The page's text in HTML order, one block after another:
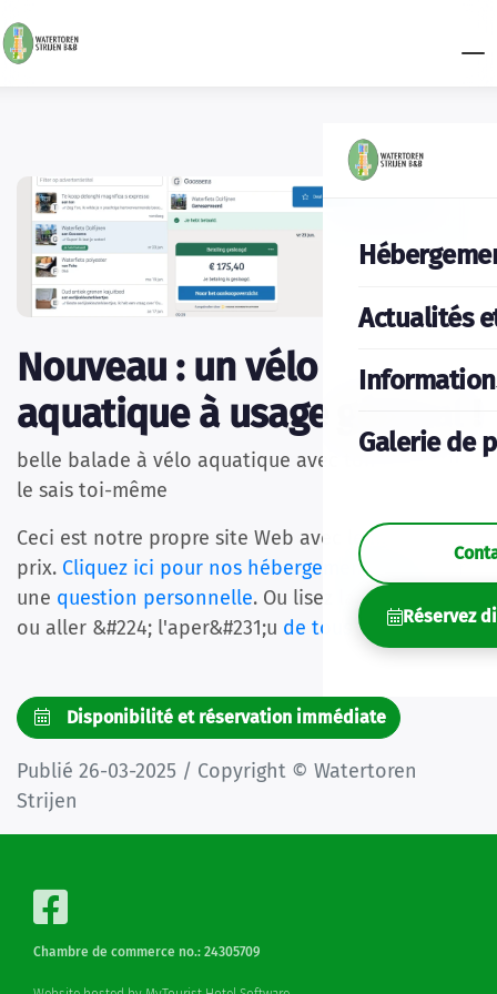
Actualités
Galerie de
Réservez
Nouveau : un vélo
aquatique à usage général !
belle balade à vélo aquatique avec ton chéri...tu
le sais toi-même
Ceci est notre propre site Web avec le meilleur
prix. Cliquez ici pour nos hébergements
une question personnelle. Ou lisez la suite avec
ou aller &#224; l'aper&#231;u de tous les articles.
Disponibilité et réservation immédiate
Publié 26-03-2025 / Copyright © Watertoren
Strijen
Chambre de commerce no.: 24305709